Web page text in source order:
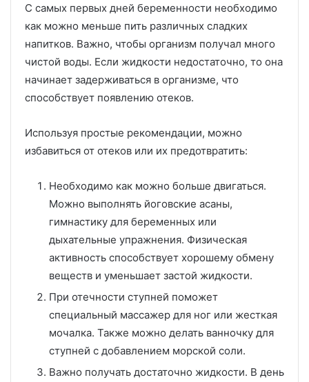
С самых первых дней беременности необходимо
как можно меньше пить различных сладких
напитков. Важно, чтобы организм получал много
чистой воды. Если жидкости недостаточно, то она
начинает задерживаться в организме, что
способствует появлению отеков.
Используя простые рекомендации, можно
избавиться от отеков или их предотвратить:
Необходимо как можно больше двигаться.
Можно выполнять йоговские асаны,
гимнастику для беременных или
дыхательные упражнения. Физическая
активность способствует хорошему обмену
веществ и уменьшает застой жидкости.
При отечности ступней поможет
специальный массажер для ног или жесткая
мочалка. Также можно делать ванночку для
ступней с добавлением морской соли.
Важно получать достаточно жидкости. В день